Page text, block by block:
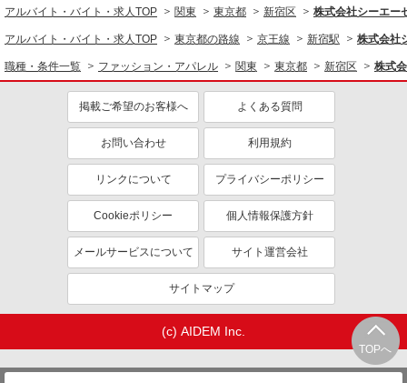
TOPへ
アルバイト・バイト・求人TOP 関東 東京都 新宿区 株式会社シーエー
アルバイト・バイト・求人TOP 東京都の路線 京王線 新宿駅 株式会社
職種・条件一覧 ファッション・アパレル 関東 東京都 新宿区 株式
掲載ご希望のお客様へ よくある質問
お問い合わせ 利用規約
リンクについて プライバシーポリシー
Cookieポリシー 個人情報保護方針
メールサービスについて サイト運営会社
サイトマップ
(c) AIDEM Inc.